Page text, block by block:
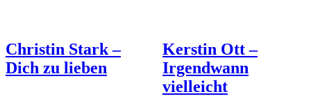
Christin Stark –
Dich zu lieben
Kerstin Ott –
Irgendwann
vielleicht